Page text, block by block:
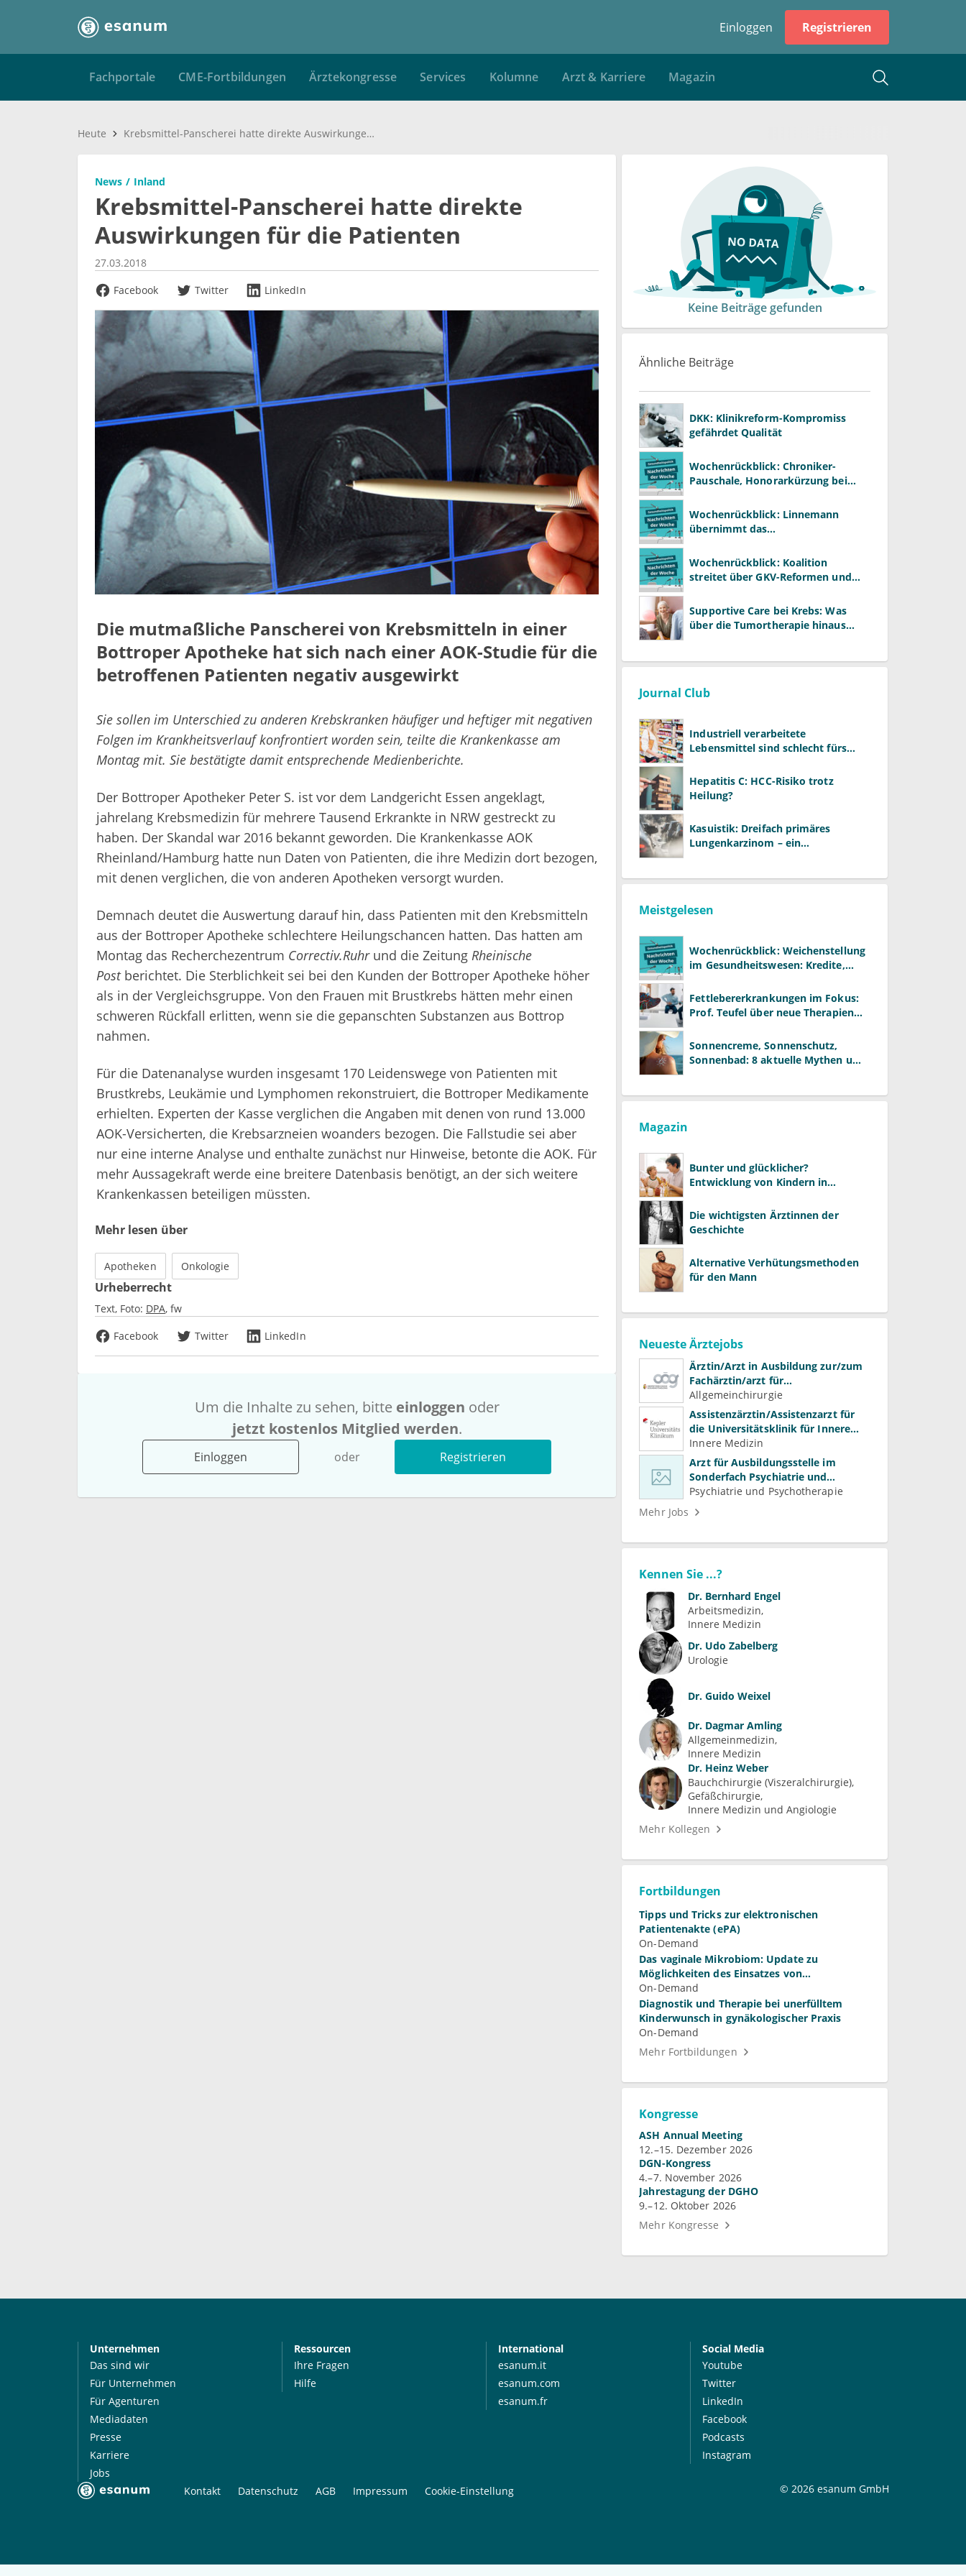
Einloggen Registrieren
Fachportale CME-Fortbildungen Ärztekongresse Services Kolumne Arzt & Karriere Magazin
Heute Krebsmittel-Panscherei hatte direkte Auswirkungen für die Patienten
News Inland
Krebsmittel-Panscherei hatte direkte
Auswirkungen für die Patienten
27.03.2018
Facebook
Twitter LinkedIn
Die mutmaßliche Panscherei von Krebsmitteln in einer
Bottroper Apotheke hat sich nach einer AOK-Studie für die
betroffenen Patienten negativ ausgewirkt
Sie sollen im Unterschied zu anderen Krebskranken häufiger und heftiger mit negativen
Folgen im Krankheitsverlauf konfrontiert worden sein, teilte die Krankenkasse am
Montag mit. Sie bestätigte damit entsprechende Medienberichte.
Der Bottroper Apotheker Peter S. ist vor dem Landgericht Essen angeklagt,
jahrelang Krebsmedizin für mehrere Tausend Erkrankte in NRW gestreckt zu
haben. Der Skandal war 2016 bekannt geworden. Die Krankenkasse AOK
Rheinland/Hamburg hatte nun Daten von Patienten, die ihre Medizin dort bezogen,
mit denen verglichen, die von anderen Apotheken versorgt wurden.
Demnach deutet die Auswertung darauf hin, dass Patienten mit den Krebsmitteln
aus der Bottroper Apotheke schlechtere Heilungschancen hatten. Das hatten am
Montag das Recherchezentrum Correctiv.Ruhrund die Zeitung Rheinische
Postberichtet. Die Sterblichkeit sei bei den Kunden der Bottroper Apotheke höher
als in der Vergleichsgruppe. Von den Frauen mit Brustkrebs hätten mehr einen
schweren Rückfall erlitten, wenn sie die gepanschten Substanzen aus Bottrop
nahmen.
Für die Datenanalyse wurden insgesamt 170 Leidenswege von Patienten mit
Brustkrebs, Leukämie und Lymphomen rekonstruiert, die Bottroper Medikamente
erhielten. Experten der Kasse verglichen die Angaben mit denen von rund 13.000
AOK-Versicherten, die Krebsarzneien woanders bezogen. Die Fallstudie sei aber
nur eine interne Analyse und enthalte zunächst nur Hinweise, betonte die AOK. Für
mehr Aussagekraft werde eine breitere Datenbasis benötigt, an der sich weitere
Krankenkassen beteiligen müssten.
Mehr lesen über
Apotheken Onkologie
Urheberrecht
Text, Foto: DPA fw
Facebook
Twitter LinkedIn
Um die Inhalte zu sehen, bitte einloggen oder
jetzt kostenlos Mitglied werden.
Einloggen oder Registrieren
Keine Beiträge gefunden
Ähnliche Beiträge
DKK: Klinikreform-Kompromiss
gefährdet Qualität
Wochenrückblick: Chroniker-
Pauschale, Honorarkürzung bei
Wochenrückblick: Linnemann
übernimmt das
Warken
Wochenrückblick: Koalition
streitet über GKV-Reformen und
Supportive Care bei Krebs: Was
über die Tumortherapie hinaus
Journal Club
Industriell verarbeitete
Lebensmittel sind schlecht fürs
Hepatitis C: HCC-Risiko trotz
Heilung?
Kasuistik: Dreifach primäres
Lungenkarzinom – ein
Meistgelesen
Wochenrückblick: Weichenstellung
im Gesundheitswesen: Kredite,
Fettlebererkrankungen im Fokus:
Prof. Teufel über neue Therapien
Sonnencreme, Sonnenschutz,
Sonnenbad: 8 aktuelle Mythen und
Magazin
Bunter und glücklicher?
Entwicklung von Kindern in
Die wichtigsten Ärztinnen der
Geschichte
Alternative Verhütungsmethoden
für den Mann
Neueste Ärztejobs
Ärztin/Arzt in Ausbildung zur/zum
Fachärztin/arzt für
Allgemeinchirurgie und
Gefäßchirurgie
Allgemeinchirurgie
Assistenzärztin/Assistenzarzt für
die Universitätsklinik für Innere
Medizin
Innere Medizin
Arzt für Ausbildungsstelle im
Sonderfach Psychiatrie und
Psychotherapeutische Medizin
(m/w/d)
Psychiatrie und Psychotherapie
Mehr Jobs
Kennen Sie ...?
Dr. Bernhard Engel
Arbeitsmedizin
Innere Medizin
Dr. Udo Zabelberg
Urologie
Dr. Guido Weixel
Dr. Dagmar Amling
Allgemeinmedizin
Innere Medizin
Dr. Heinz Weber
Bauchchirurgie (Viszeralchirurgie)
Gefäßchirurgie
Innere Medizin und Angiologie
Mehr Kollegen
Fortbildungen
Tipps und Tricks zur elektronischen
Patientenakte (ePA)
On-Demand
Das vaginale Mikrobiom: Update zu
Möglichkeiten des Einsatzes von
Laktobazillen bei bakterieller Vaginose und
Vulvovaginalkandidose
On-Demand
Diagnostik und Therapie bei unerfülltem
Kinderwunsch in gynäkologischer Praxis
On-Demand
Mehr Fortbildungen
Kongresse
ASH Annual Meeting
12.–15. Dezember 2026
DGN-Kongress
4.–7. November 2026
Jahrestagung der DGHO
9.–12. Oktober 2026
Mehr Kongresse
Unternehmen
Das sind wir
Für Unternehmen
Für Agenturen
Mediadaten
Presse
Karriere
Jobs
Ressourcen
Ihre Fragen
Hilfe
International
esanum.it
esanum.com
esanum.fr
Social Media
Youtube
Twitter
LinkedIn
Facebook
Podcasts
Instagram
Kontakt Datenschutz AGB Impressum Cookie-Einstellung © 2026 esanum GmbH